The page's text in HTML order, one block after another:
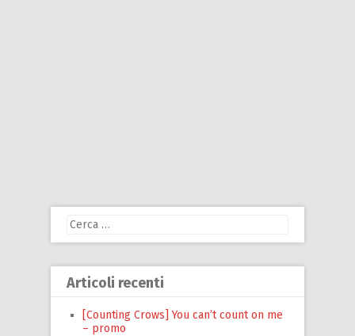
Ricerca
Articoli recenti
[Counting Crows] You can’t count on me
– promo